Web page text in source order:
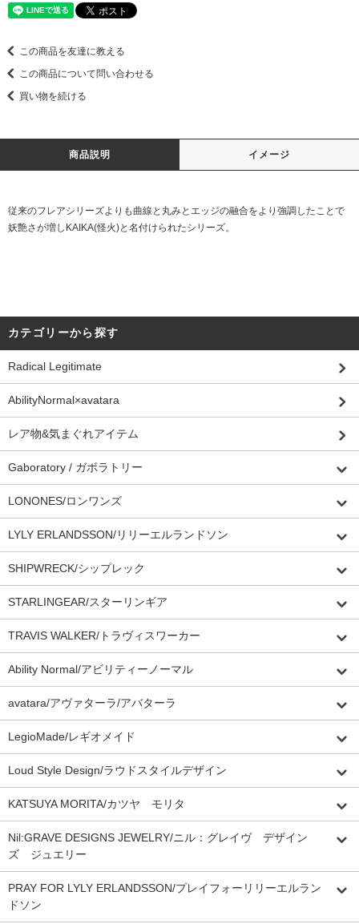
この商品を友達に教える
この商品について問い合わせる
買い物を続ける
商品説明 イメージ
従来のフレアシリーズよりも曲線と丸みとエッジの融合をより強調したことで
妖艶さが増しKAIKA(怪火)と名付けられたシリーズ。
カテゴリーから探す
Radical Legitimate
AbilityNormal×avatara
レア物&気まぐれアイテム
Gaboratory / ガボラトリー
LONONES/ロンワンズ
LYLY ERLANDSSON/リリーエルランドソン
SHIPWRECK/シップレック
STARLINGEAR/スターリンギア
TRAVIS WALKER/トラヴィスワーカー
Ability Normal/アビリティーノーマル
avatara/アヴァターラ/アバターラ
LegioMade/レギオメイド
Loud Style Design/ラウドスタイルデザイン
KATSUYA MORITA/カツヤ モリタ
Nil:GRAVE DESIGNS JEWELRY/ニル：グレイヴ デザイン
ズ ジュエリー
PRAY FOR LYLY ERLANDSSON/プレイフォーリリーエルラン
ドソン